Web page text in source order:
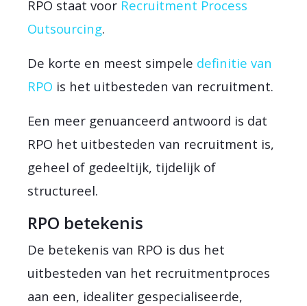
RPO staat voor Recruitment Process
Outsourcing.
De korte en meest simpele definitie van
RPO is het uitbesteden van recruitment.
Een meer genuanceerd antwoord is dat
RPO het uitbesteden van recruitment is,
geheel of gedeeltijk, tijdelijk of
structureel.
RPO betekenis
De betekenis van RPO is dus het
uitbesteden van het recruitmentproces
aan een, idealiter gespecialiseerde,